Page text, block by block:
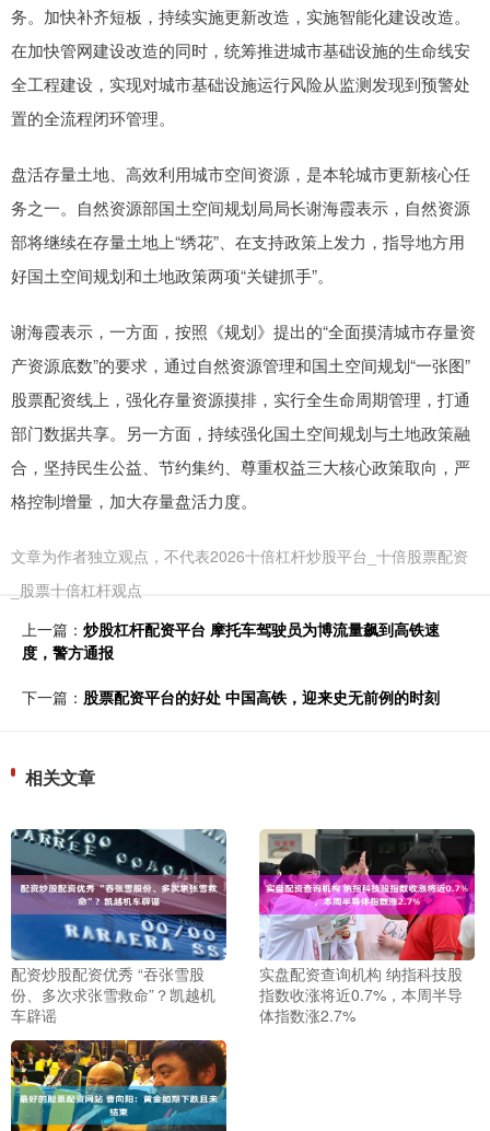
务。加快补齐短板，持续实施更新改造，实施智能化建设改造。
在加快管网建设改造的同时，统筹推进城市基础设施的生命线安
全工程建设，实现对城市基础设施运行风险从监测发现到预警处
置的全流程闭环管理。
盘活存量土地、高效利用城市空间资源，是本轮城市更新核心任
务之一。自然资源部国土空间规划局局长谢海霞表示，自然资源
部将继续在存量土地上“绣花”、在支持政策上发力，指导地方用
好国土空间规划和土地政策两项“关键抓手”。
谢海霞表示，一方面，按照《规划》提出的“全面摸清城市存量资
产资源底数”的要求，通过自然资源管理和国土空间规划“一张图”
股票配资线上，强化存量资源摸排，实行全生命周期管理，打通
部门数据共享。另一方面，持续强化国土空间规划与土地政策融
合，坚持民生公益、节约集约、尊重权益三大核心政策取向，严
格控制增量，加大存量盘活力度。
文章为作者独立观点，不代表2026十倍杠杆炒股平台_十倍股票配资
_股票十倍杠杆观点
上一篇： 炒股杠杆配资平台 摩托车驾驶员为博流量飙到高铁速
度，警方通报
下一篇： 股票配资平台的好处 中国高铁，迎来史无前例的时刻
相关文章
配资炒股配资优秀 “吞张雪股
份、多次求张雪救命”？凯越机
车辟谣
实盘配资查询机构 纳指科技股
指数收涨将近0.7%，本周半导
体指数涨2.7%